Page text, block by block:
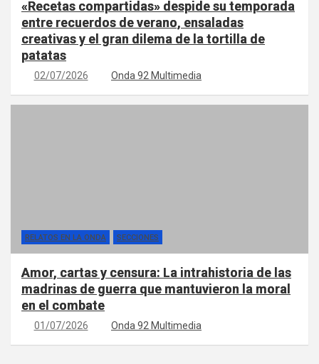
«Recetas compartidas» despide su temporada
entre recuerdos de verano, ensaladas
creativas y el gran dilema de la tortilla de
patatas
02/07/2026 Onda 92 Multimedia
RELATOS EN LA ONDA SECCIONES
Amor, cartas y censura: La intrahistoria de las
madrinas de guerra que mantuvieron la moral
en el combate
01/07/2026 Onda 92 Multimedia